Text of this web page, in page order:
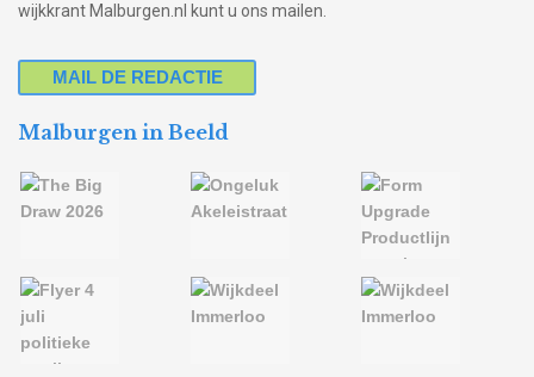
wijkkrant Malburgen.nl kunt u ons mailen.
MAIL DE REDACTIE
Malburgen in Beeld